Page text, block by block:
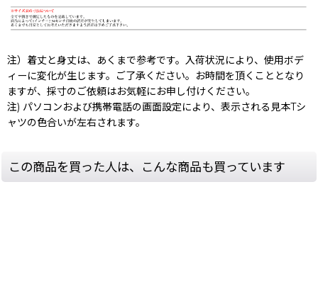
注）着丈と身丈は、あくまで参考です。入荷状況により、使用ボデ
ィーに変化が生じます。ご了承ください。お時間を頂くこととなり
ますが、採寸のご依頼はお気軽にお申し付けください。
注) パソコンおよび携帯電話の画面設定により、表示される見本Tシ
ャツの色合いが左右されます。
この商品を買った人は、こんな商品も買っています